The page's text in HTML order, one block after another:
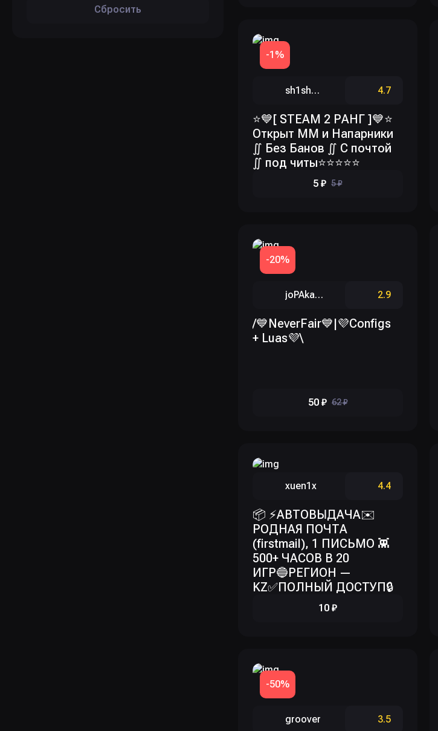
Сбросить
-1%
sh1shochek 4.7
⭐💙[ STEAM 2 РАНГ ]💙⭐
Открыт ММ и Напарники
∬ Без Банов ∬ С почтой
∬ под читы⭐⭐⭐⭐⭐
5 ₽ 5 ₽
-20%
joPAkakaskaAW2 2.9
/💙NeverFair💙|💜Configs
+ Luas💜\
50 ₽ 62 ₽
xuen1x 4.4
📦 ⚡️АВТОВЫДАЧА✉️
РОДНАЯ ПОЧТА
(firstmail), 1 ПИСЬМО 👾
500+ ЧАСОВ В 20
ИГР🔵РЕГИОН —
KZ✅ПОЛНЫЙ ДОСТУП🔒
10 ₽
-50%
groover 3.5